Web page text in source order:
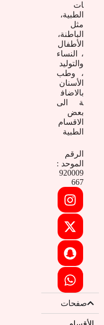
ات
الطبية،
مثل
الباطنة،
الأطفال
، النساء
والتوليد
، وطب
الأسنان
بالاضاف
ة الى
بعض
الاقسام
الطبية
الرقم
الموحد :
920009
667
صفحات